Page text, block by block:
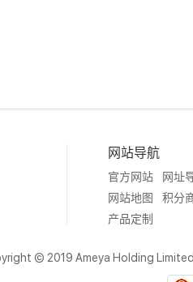
网站导航
官方网站
网址
网站地图
积分
产品定制
© 2019 Ameya Holding